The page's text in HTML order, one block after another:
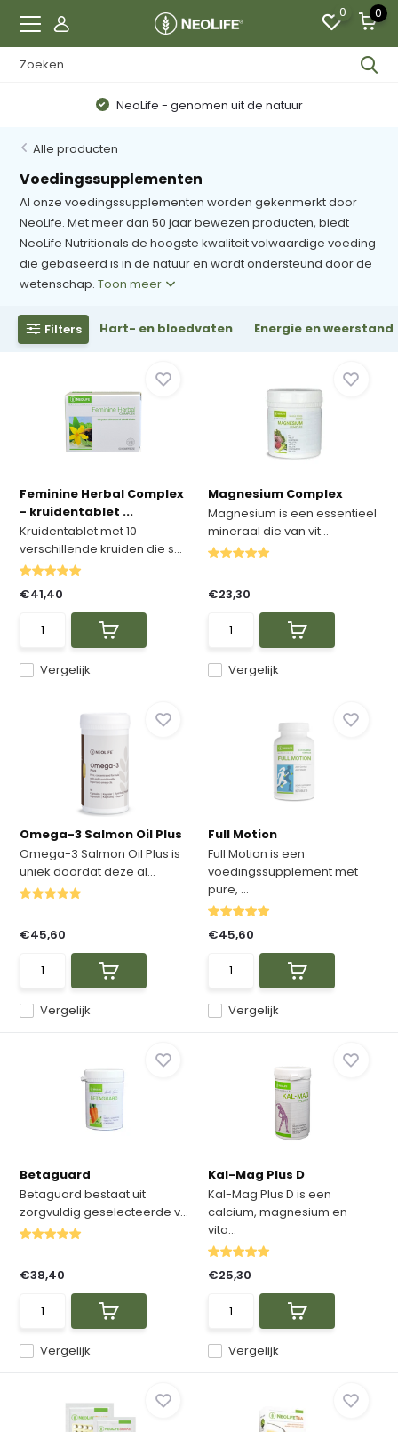
0 0
Ondersteund door de
Alle producten
Voedingssupplementen
Al onze voedingssupplementen worden gekenmerkt door
NeoLife. Met meer dan 50 jaar bewezen producten, biedt
NeoLife Nutritionals de hoogste kwaliteit volwaardige voeding
die gebaseerd is in de natuur en wordt ondersteund door de
wetenschap.Toon meer
Filters Hart- en bloedvaten Energie en weerstand
Feminine Herbal Complex
- kruidentablet ...
Kruidentablet met 10
verschillende kruiden die s...
Vergelijk
€41,40
Magnesium Complex
Magnesium is een essentieel
mineraal die van vit...
Vergelijk
€23,30
Omega-3 Salmon Oil Plus
Omega-3 Salmon Oil Plus is
uniek doordat deze al...
Vergelijk
€45,60
Full Motion
Full Motion is een
voedingssupplement met
pure, ...
Vergelijk
€45,60
Betaguard
Betaguard bestaat uit
zorgvuldig geselecteerde v...
Vergelijk
€38,40
Kal-Mag Plus D
Kal-Mag Plus D is een
calcium, magnesium en
vita...
Vergelijk
€25,30